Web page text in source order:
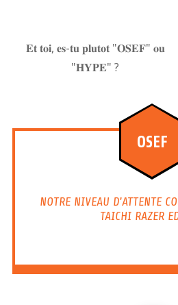
𝐄𝐭 𝐭𝐨𝐢, 𝐞𝐬-𝐭𝐮 𝐩𝐥𝐮𝐭𝐨𝐭 "𝐎𝐒𝐄𝐅" 𝐨𝐮
"𝐇𝐘𝐏𝐄" ?
OSEF
NOTRE NIVEAU D'ATTENTE
TAICHI RAZER